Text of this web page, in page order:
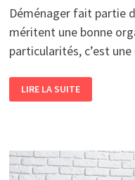
Déménager fait partie
méritent une bonne
particularités, c’est
PRÉPARER
SON
DÉMÉNAGEMENT
SUIVRE
LIRE LA SUITE